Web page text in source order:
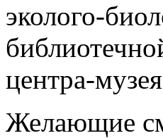
эколого-
центра-
Желающие